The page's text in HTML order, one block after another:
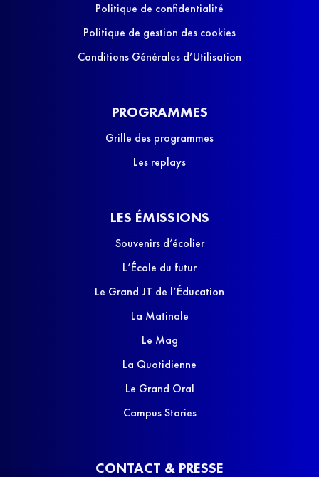
Politique de confidentialité
Politique de gestion des cookies
Conditions Générales d’Utilisation
PROGRAMMES
Grille des programmes
Les replays
LES ÉMISSIONS
Souvenirs d’écolier
L’École du futur
Le Grand JT de l’Éducation
La Matinale
Le Mag
La Quotidienne
Le Grand Oral
Campus Stories
CONTACT & PRESSE